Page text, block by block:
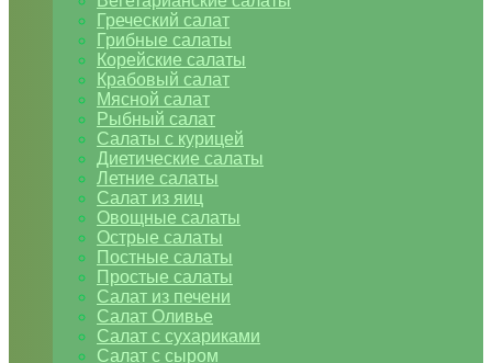
Греческий салат
Грибные салаты
Корейские салаты
Крабовый салат
Мясной салат
Рыбный салат
Салаты с курицей
Диетические салаты
Летние салаты
Салат из яиц
Овощные салаты
Острые салаты
Постные салаты
Простые салаты
Салат из печени
Салат Оливье
Салат с сухариками
Салат с сыром